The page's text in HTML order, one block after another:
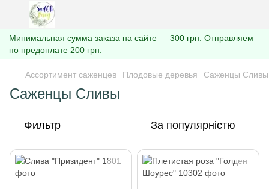
Минимальная сумма заказа на сайте — 300 грн. Отправляем
по предоплате 200 грн.
Ассортимент саженцев Плодовые деревья Саженцы Сливы
Саженцы Сливы
Фильтр За популярністю